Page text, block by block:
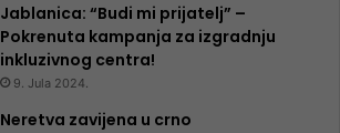
Jablanica: “Budi mi prijatelj” –
Pokrenuta kampanja za izgradnju
inkluzivnog centra!
9. Jula 2024.
Neretva zavijena u crno